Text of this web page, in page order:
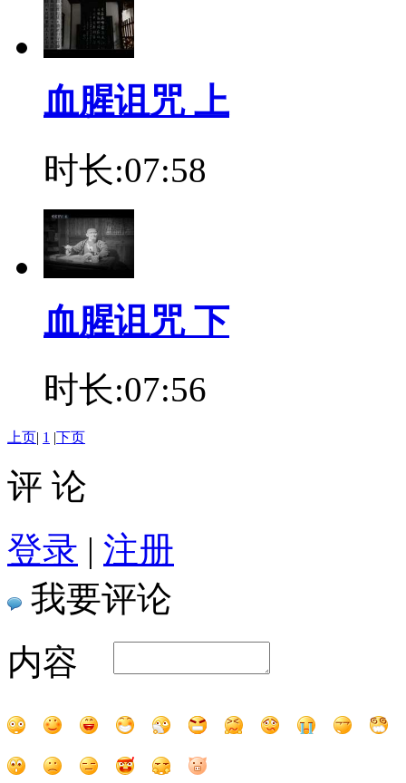
血腥诅咒 上
时长:07:58
血腥诅咒 下
时长:07:56
上页| 1 |下页
评 论
登录 | 注册
我要评论
内容